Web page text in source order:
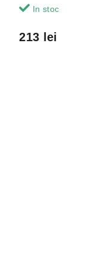
In stoc
213 lei